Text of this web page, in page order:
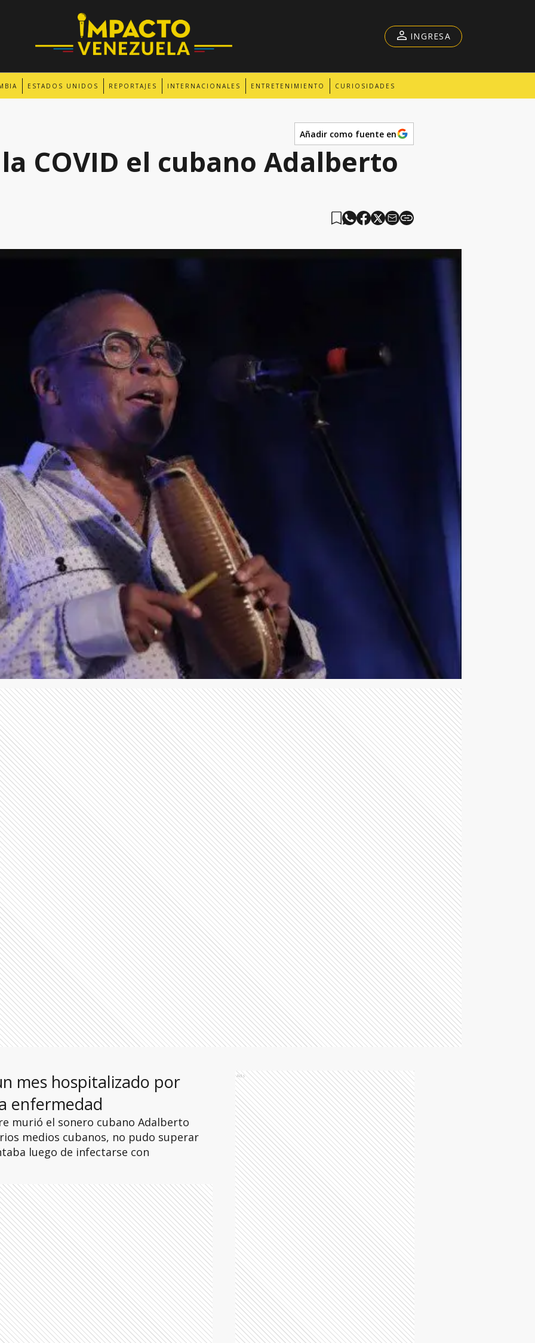
ESTADOS UNIDOS REPORTAJES INTERNACIONALES ENTRETENIMIENTO CURIOSIDADES
INGRESA
Añadir como fuente en
COVID el cubano Adalberto
mes hospitalizado por
enfermedad
murió el sonero cubano Adalberto
medios cubanos, no pudo superar
luego de infectarse con
Ads